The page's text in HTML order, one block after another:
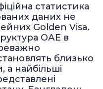
статистика
даних не
Golden Visa.
ОАЕ в
близько
а найбільші